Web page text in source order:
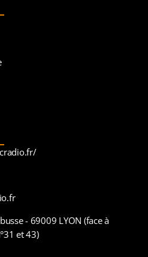
- 69009 LYON (face à
et 43)